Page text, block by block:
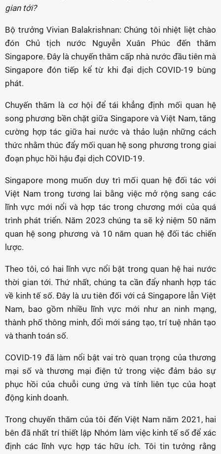
gian tới?
Bộ trưởng Vivian Balakrishnan: Chúng tôi nhiệt liệt chào
đón Chủ tịch nước Nguyễn Xuân Phúc đến thăm
Singapore. Đây là chuyến thăm cấp nhà nước đầu tiên mà
Singapore đón tiếp kể từ khi đại dịch COVID-19 bùng
phát.
Chuyến thăm là cơ hội để tái khẳng định mối quan hệ
song phương bền chặt giữa Singapore và Việt Nam, tăng
cường hợp tác giữa hai nước và thảo luận những cách
thức nhằm thúc đẩy mối quan hệ song phương trong giai
đoạn phục hồi hậu đại dịch COVID-19.
Singapore mong muốn duy trì mối quan hệ đối tác với
Việt Nam trong tương lai bằng việc mở rộng sang các
lĩnh vực mới nổi và hợp tác trong chương mới của quá
trình phát triển. Năm 2023 chúng ta sẽ kỷ niệm 50 năm
quan hệ song phương và 10 năm quan hệ đối tác chiến
lược.
Theo tôi, có hai lĩnh vực nổi bật trong quan hệ hai nước
thời gian tới. Thứ nhất, chúng ta cần đẩy nhanh hợp tác
về kinh tế số. Đây là ưu tiên đối với cả Singapore lẫn Việt
Nam, bao gồm nhiều lĩnh vực mới như an ninh mạng,
thành phố thông minh, đổi mới sáng tạo, trí tuệ nhân tạo
và thanh toán số.
COVID-19 đã làm nổi bật vai trò quan trọng của thương
mại số và thương mại điện tử trong việc đảm bảo sự
phục hồi của chuỗi cung ứng và tính liên tục của hoạt
động kinh doanh.
Trong chuyến thăm của tôi đến Việt Nam năm 2021, hai
bên đã nhất trí thiết lập Nhóm làm việc kinh tế số để xác
định các lĩnh vực hợp tác hữu ích. Tôi tin tưởng rằng